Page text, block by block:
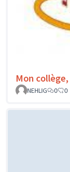
Mon
NEHLIG
0 0